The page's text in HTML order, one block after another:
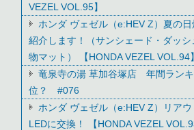
VEZEL VOL.95】
ホンダ ヴェゼル（e:HEV Z）夏の
紹介します！（サンシェード・ダッ
物マット） 【HONDA VEZEL VOL.94】
竜泉寺の湯 草加谷塚店 年間ラン
位？ #076
ホンダ ヴェゼル（e:HEV Z）リア
LEDに交換！ 【HONDA VEZEL